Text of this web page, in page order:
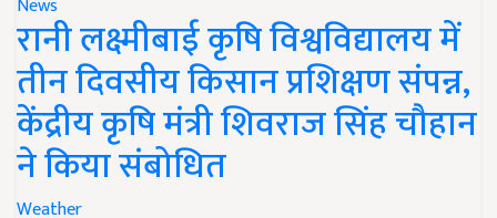
News
रानी लक्ष्मीबाई कृषि विश्वविद्यालय में
तीन दिवसीय किसान प्रशिक्षण संपन्न,
केंद्रीय कृषि मंत्री शिवराज सिंह चौहान
ने किया संबोधित
Weather